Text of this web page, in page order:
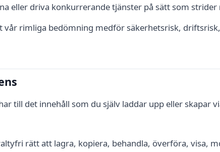
eller driva konkurrerande tjänster på sätt som strider
vår rimliga bedömning medför säkerhetsrisk,
till det innehåll som du själv laddar upp eller skapar
rätt att lagra, kopiera, behandla, överföra, visa,